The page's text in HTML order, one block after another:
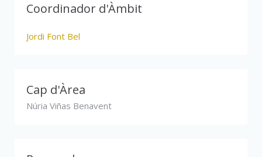
Coordinador d'Àmbit
Jordi Font Bel
Cap d'Àrea
Núria Viñas Benavent